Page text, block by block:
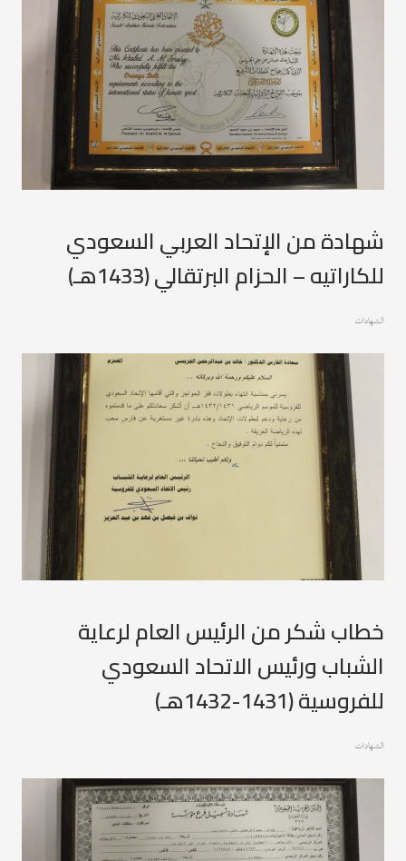
شهادة من الإتحاد العربي السعودي
للكاراتيه – الحزام البرتقالي (1433هـ)
الشهادات
خطاب شكر من الرئيس العام لرعاية
الشباب ورئيس الاتحاد السعودي
للفروسية (1431-1432هـ)
الشهادات